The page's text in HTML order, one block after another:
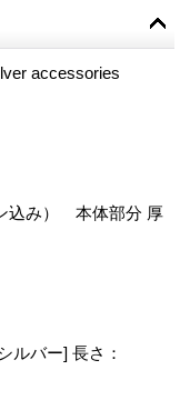
accessories
込み） 本体部分 厚
ルバー] 長さ：